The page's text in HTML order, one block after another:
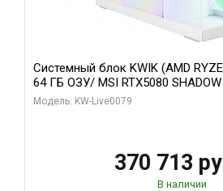
Системный блок KWIK (AMD
64 ГБ ОЗУ/ MSI RTX5080 SHADOW
256bit 3xDP HDMI/ 960 ГБ SSD)
Модель: KW-Live0079
370 713
В наличии